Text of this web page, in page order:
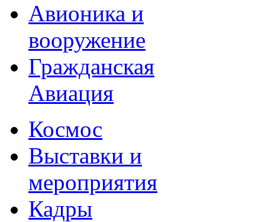
Авионика и
вооружение
Гражданская
Авиация
Космос
Выставки и
мероприятия
Кадры